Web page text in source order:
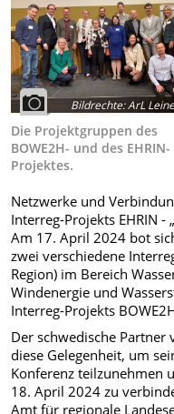
Bildrechte:ArL
Die Projektgruppen des
BOWE2H- und des EHRIN-
Projektes.
Netzwerke und
Interreg-Projekts EHRIN -
Am 17. April 2024 bot
zwei verschiedene
Region) im Bereich
Windenergie und
Interreg-Projekts
Der schwedische Partner
diese Gelegenheit, um
Konferenz teilzunehmen
18. April 2024 zu
Amt für regionale